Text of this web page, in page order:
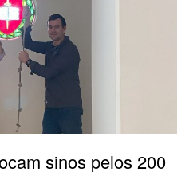
sinos pelos 200